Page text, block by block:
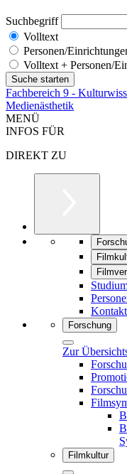
Suchbegriff
Volltext
Personen/
Volltext + Personen/
Fachbereich 9 -
Medienästhetik
MENÜ
INFOS FÜR
DIREKT ZU
Kontakt
Forschung
Zur
Filmkultur